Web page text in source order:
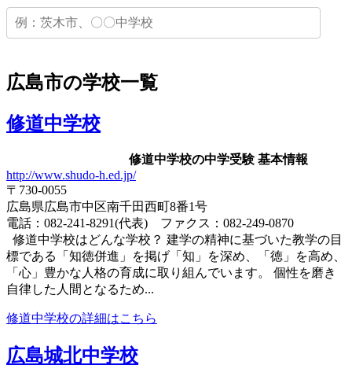
広島市の学校一覧
修道中学校
修道中学校の中学受験 基本情報
http://www.shudo-h.ed.jp/
〒730-0055
広島県広島市中区南千田西町8番1号
電話：082-241-8291(代表) ファクス：082-249-0870
修道中学校はどんな学校？ 建学の精神に基づいた教学の目
標である「知徳併進」を掲げ「知」を深め、「徳」を高め、
「心」豊かな人格の育成に取り組んでいます。 個性を磨き
自律した人間となるため...
修道中学校の詳細はこちら
広島城北中学校